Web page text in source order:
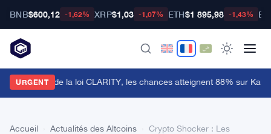
BNB$600,12 -1,62% XRP$1,03 -1,07% ETH$1 895,98 -1,43%
URGENT
Sénat retarde la loi CLARITY, les chances atteignent 88% sur
Accueil Actualités des Altcoins
Crypto Shocker : Les